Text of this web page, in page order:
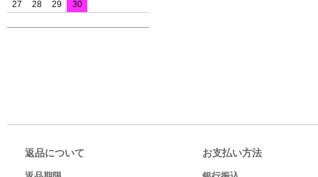
27
28 29 30
返品について お支払い方法